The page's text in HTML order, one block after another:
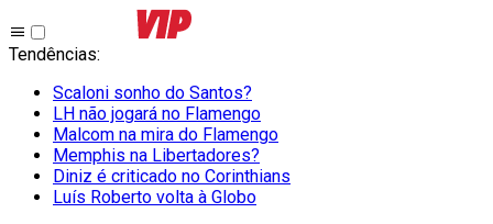
Tendências:
Scaloni sonho do Santos?
LH não jogará no Flamengo
Malcom na mira do Flamengo
Memphis na Libertadores?
Diniz é criticado no Corinthians
Luís Roberto volta à Globo